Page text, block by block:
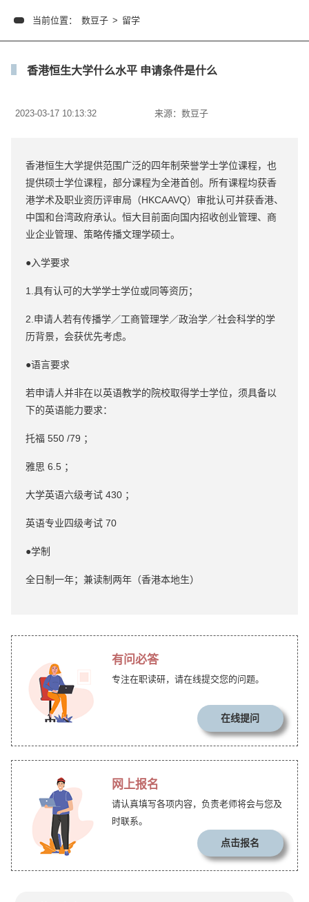
当前位置： 数豆子 > 留学
香港恒生大学什么水平 申请条件是什么
2023-03-17 10:13:32 来源： 数豆子
香港恒生大学提供范围广泛的四年制荣誉学士学位课程，也
提供硕士学位课程，部分课程为全港首创。所有课程均获香
港学术及职业资历评审局（HKCAAVQ）审批认可并获香港、
中国和台湾政府承认。恒大目前面向国内招收创业管理、商
业企业管理、策略传播文理学硕士。
●入学要求
1.具有认可的大学学士学位或同等资历；
2.申请人若有传播学／工商管理学／政治学／社会科学的学
历背景，会获优先考虑。
●语言要求
若申请人并非在以英语教学的院校取得学士学位，须具备以
下的英语能力要求：
托福 550 /79 ；
雅思 6.5 ；
大学英语六级考试 430 ；
英语专业四级考试 70
●学制
全日制一年；兼读制两年（香港本地生）
有问必答
专注在职读研，请在线提交您的问题。
在线提问
网上报名
请认真填写各项内容，负责老师将会与您及
时联系。
点击报名